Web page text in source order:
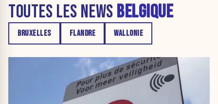
TOUTES LES NEWS BELGIQUE
BRUXELLES FLANDRE WALLONIE